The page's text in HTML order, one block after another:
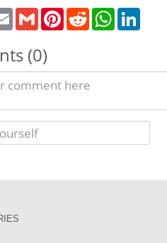
Email Gmail PinterestRedditWhatsApp
(0)